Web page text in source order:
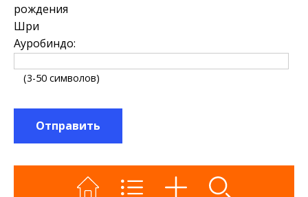
рождения
Шри
Ауробиндо:
(3-50 символов)